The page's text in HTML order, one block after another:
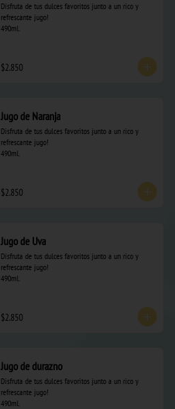
Disfruta de tus dulces favoritos junto a un rico y
refrescante jugo!
490ml.
$2.850
Jugo de Naranja
Disfruta de tus dulces favoritos junto a un rico y
refrescante jugo!
490ml.
$2.850
Jugo de Uva
Disfruta de tus dulces favoritos junto a un rico y
refrescante jugo!
490ml.
$2.850
Jugo de durazno
Disfruta de tus dulces favoritos junto a un rico y
refrescante jugo!
490ml.